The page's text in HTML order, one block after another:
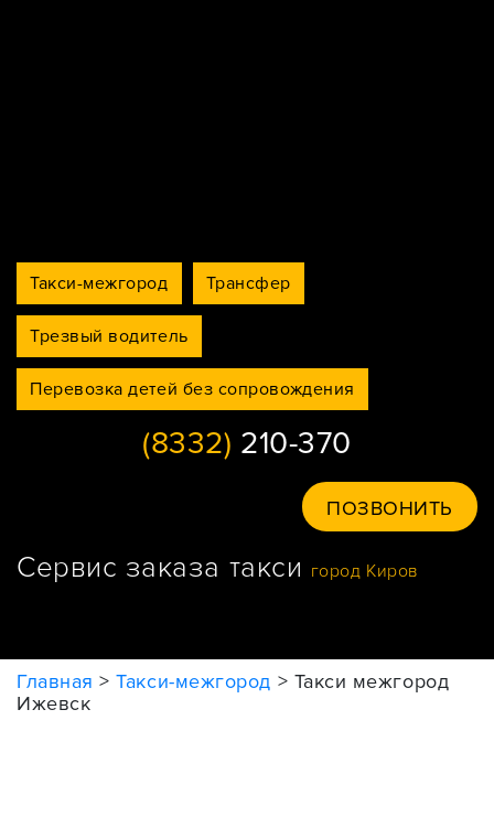
Такси-межгород Трансфер
Трезвый водитель
Перевозка детей без сопровождения
(8332) 210-370
ПОЗВОНИТЬ
Сервис заказа такси город Киров
Главная >Такси-межгород > Такси межгород
Ижевск